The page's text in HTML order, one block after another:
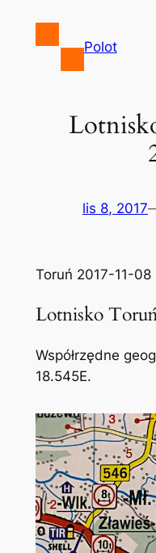
Polot
lis 8, 2017
Toruń 2017-11-08
Lotnisko
Współrzędne
18.545E.